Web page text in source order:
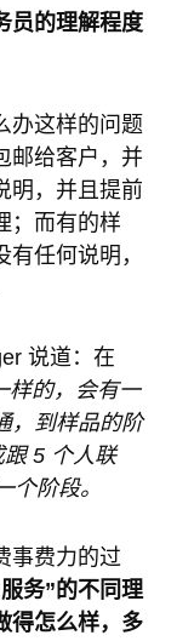
员的理解程度
办这样的问题
邮给客户，并
明，并且提前
；而有的样
任何说明，
说道：在
样的，会有一
，到样品的阶
5 个人联
阶段。
事费力的过
务”的不同理
得怎么样，多